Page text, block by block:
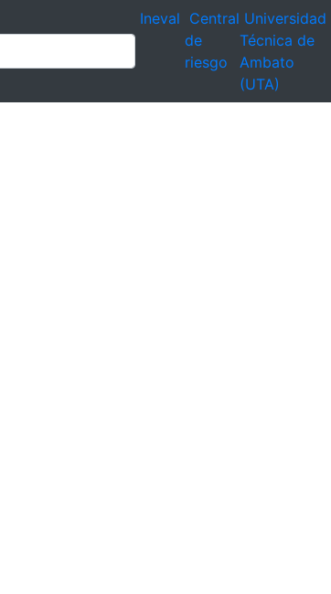
Ineval Central
de
riesgo
Universidad
Técnica de
Ambato
(UTA)